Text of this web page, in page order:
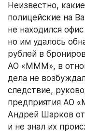
Неизвестно,
полицейские на
не находился
но им удалось
рублей в
АО «МММ», в
дела не
следствие,
предприятия АО
Андрей Шарков
и не знал их